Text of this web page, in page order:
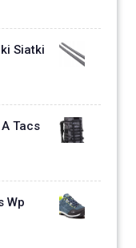
Siatki
Tacs
Wp